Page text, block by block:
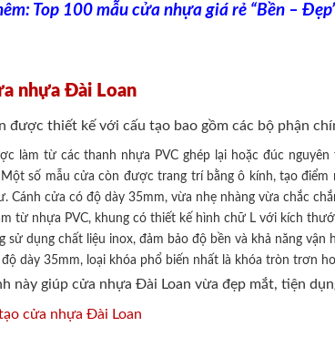
Top 100 mẫu cửa nhựa giá rẻ “Bền –
nhựa Đài Loan
được thiết kế với cấu tạo bao gồm các bộ phận
làm từ các thanh nhựa PVC ghép lại hoặc đúc
số mẫu cửa còn được trang trí bằng ô kính, tạo
Cánh cửa có độ dày 35mm, vừa nhẹ nhàng vừa chắc
từ nhựa PVC, khung có thiết kế hình chữ L với kích
sử dụng chất liệu inox, đảm bảo độ bền và khả năng vận
dày 35mm, loại khóa phổ biến nhất là khóa tròn trơn
này giúp cửa nhựa Đài Loan vừa đẹp mắt, tiện